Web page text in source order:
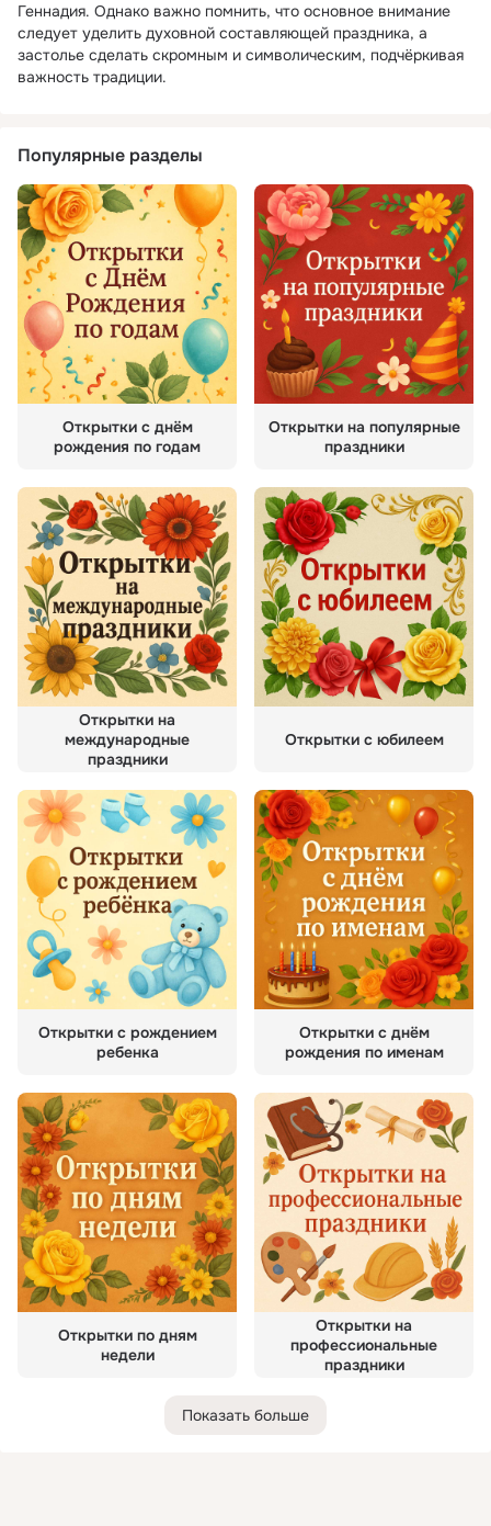
Геннадия. Однако важно помнить, что основное внимание
следует уделить духовной составляющей праздника, а
застолье сделать скромным и символическим, подчёркивая
важность традиции.
Популярные разделы
Открытки с днём
рождения по годам
Открытки на популярные
праздники
Открытки на
международные
праздники
Открытки с юбилеем
Открытки с рождением
ребенка
Открытки с днём
рождения по именам
Открытки по дням
недели
Открытки на
профессиональные
праздники
Показать больше